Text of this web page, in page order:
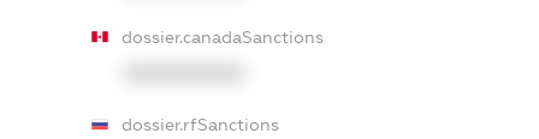
dossier.canadaSanctions
dossier.rfSanctions